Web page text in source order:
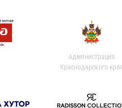
Администрация
Краснодарского